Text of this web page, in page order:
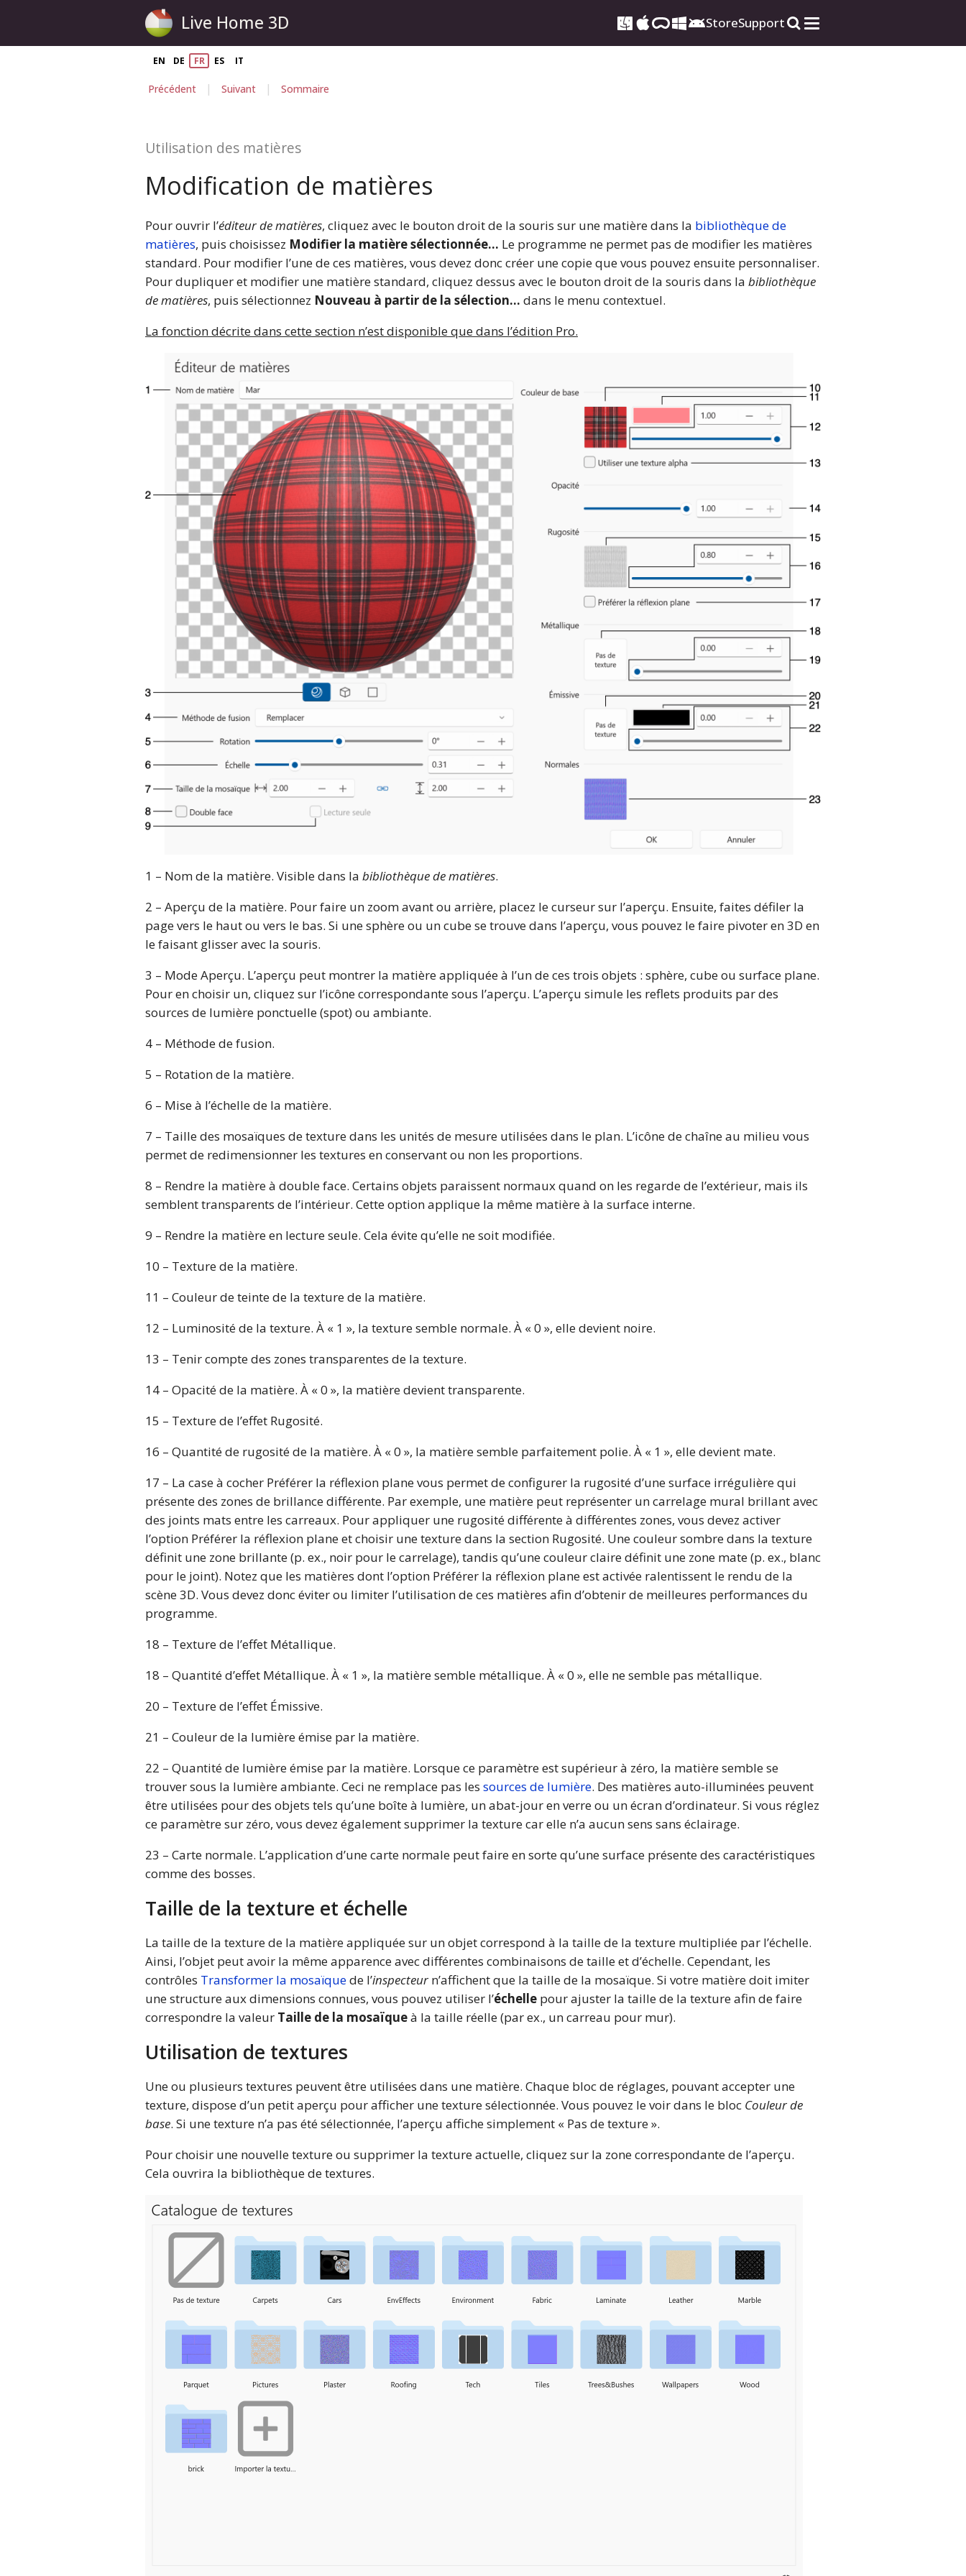
Live Home 3D StoreSupport
EN DE FR ES IT
Précédent | Suivant | Sommaire
Utilisation des matières
Modification de matières
Pour ouvrir l’éditeur de matières, cliquez avec le bouton droit de la souris sur une matière dans la bibliothèque de
matières, puis choisissez Modifier la matière sélectionnée… Le programme ne permet pas de modifier les matières
standard. Pour modifier l’une de ces matières, vous devez donc créer une copie que vous pouvez ensuite personnaliser.
Pour dupliquer et modifier une matière standard, cliquez dessus avec le bouton droit de la souris dans la bibliothèque
de matières, puis sélectionnez Nouveau à partir de la sélection… dans le menu contextuel.
La fonction décrite dans cette section n’est disponible que dans l’édition Pro.
1 – Nom de la matière. Visible dans la bibliothèque de matières.
2 – Aperçu de la matière. Pour faire un zoom avant ou arrière, placez le curseur sur l’aperçu. Ensuite, faites défiler la
page vers le haut ou vers le bas. Si une sphère ou un cube se trouve dans l’aperçu, vous pouvez le faire pivoter en 3D en
le faisant glisser avec la souris.
3 – Mode Aperçu. L’aperçu peut montrer la matière appliquée à l’un de ces trois objets : sphère, cube ou surface plane.
Pour en choisir un, cliquez sur l’icône correspondante sous l’aperçu. L’aperçu simule les reflets produits par des
sources de lumière ponctuelle (spot) ou ambiante.
4 – Méthode de fusion.
5 – Rotation de la matière.
6 – Mise à l’échelle de la matière.
7 – Taille des mosaïques de texture dans les unités de mesure utilisées dans le plan. L’icône de chaîne au milieu vous
permet de redimensionner les textures en conservant ou non les proportions.
8 – Rendre la matière à double face. Certains objets paraissent normaux quand on les regarde de l’extérieur, mais ils
semblent transparents de l’intérieur. Cette option applique la même matière à la surface interne.
9 – Rendre la matière en lecture seule. Cela évite qu’elle ne soit modifiée.
10 – Texture de la matière.
11 – Couleur de teinte de la texture de la matière.
12 – Luminosité de la texture. À « 1 », la texture semble normale. À « 0 », elle devient noire.
13 – Tenir compte des zones transparentes de la texture.
14 – Opacité de la matière. À « 0 », la matière devient transparente.
15 – Texture de l’effet Rugosité.
16 – Quantité de rugosité de la matière. À « 0 », la matière semble parfaitement polie. À « 1 », elle devient mate.
17 – La case à cocher Préférer la réflexion plane vous permet de configurer la rugosité d’une surface irrégulière qui
présente des zones de brillance différente. Par exemple, une matière peut représenter un carrelage mural brillant avec
des joints mats entre les carreaux. Pour appliquer une rugosité différente à différentes zones, vous devez activer
l’option Préférer la réflexion plane et choisir une texture dans la section Rugosité. Une couleur sombre dans la texture
définit une zone brillante (p. ex., noir pour le carrelage), tandis qu’une couleur claire définit une zone mate (p. ex., blanc
pour le joint). Notez que les matières dont l’option Préférer la réflexion plane est activée ralentissent le rendu de la
scène 3D. Vous devez donc éviter ou limiter l’utilisation de ces matières afin d’obtenir de meilleures performances du
programme.
18 – Texture de l’effet Métallique.
18 – Quantité d’effet Métallique. À « 1 », la matière semble métallique. À « 0 », elle ne semble pas métallique.
20 – Texture de l’effet Émissive.
21 – Couleur de la lumière émise par la matière.
22 – Quantité de lumière émise par la matière. Lorsque ce paramètre est supérieur à zéro, la matière semble se
trouver sous la lumière ambiante. Ceci ne remplace pas les sources de lumière. Des matières auto-illuminées peuvent
être utilisées pour des objets tels qu’une boîte à lumière, un abat-jour en verre ou un écran d’ordinateur. Si vous réglez
ce paramètre sur zéro, vous devez également supprimer la texture car elle n’a aucun sens sans éclairage.
23 – Carte normale. L’application d’une carte normale peut faire en sorte qu’une surface présente des caractéristiques
comme des bosses.
Taille de la texture et échelle
La taille de la texture de la matière appliquée sur un objet correspond à la taille de la texture multipliée par l’échelle.
Ainsi, l’objet peut avoir la même apparence avec différentes combinaisons de taille et d’échelle. Cependant, les
contrôles Transformer la mosaïquede l’inspecteurn’affichent que la taille de la mosaïque. Si votre matière doit imiter
une structure aux dimensions connues, vous pouvez utiliser l’échelle pour ajuster la taille de la texture afin de faire
correspondre la valeur Taille de la mosaïqueà la taille réelle (par ex., un carreau pour mur).
Utilisation de textures
Une ou plusieurs textures peuvent être utilisées dans une matière. Chaque bloc de réglages, pouvant accepter une
texture, dispose d’un petit aperçu pour afficher une texture sélectionnée. Vous pouvez le voir dans le bloc Couleur de
base. Si une texture n’a pas été sélectionnée, l’aperçu affiche simplement « Pas de texture ».
Pour choisir une nouvelle texture ou supprimer la texture actuelle, cliquez sur la zone correspondante de l’aperçu.
Cela ouvrira la bibliothèque de textures.